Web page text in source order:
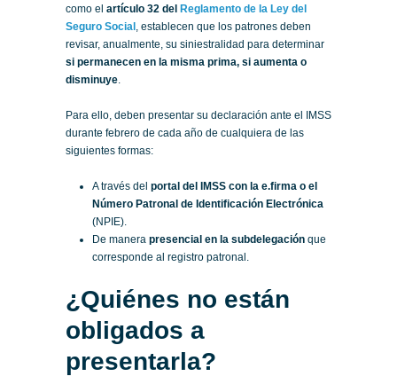
como el artículo 32 del Reglamento de la Ley del
Seguro Social , establecen que los patrones deben
revisar, anualmente, su siniestralidad para determinar
si permanecen en la misma prima, si aumenta o
disminuye.
Para ello, deben presentar su declaración ante el IMSS
durante febrero de cada año de cualquiera de las
siguientes formas:
A través del portal del IMSS con la e.firma o el
Número Patronal de Identificación Electrónica
(NPIE).
De manera presencial en la subdelegación que
corresponde al registro patronal.
¿Quiénes no están
obligados a
presentarla?